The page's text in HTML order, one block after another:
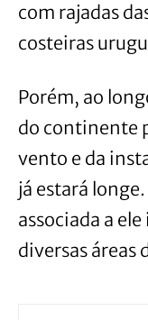
com rajadas
costeiras
Porém, ao
do continente
vento e da
já estará
associada a
diversas áreas